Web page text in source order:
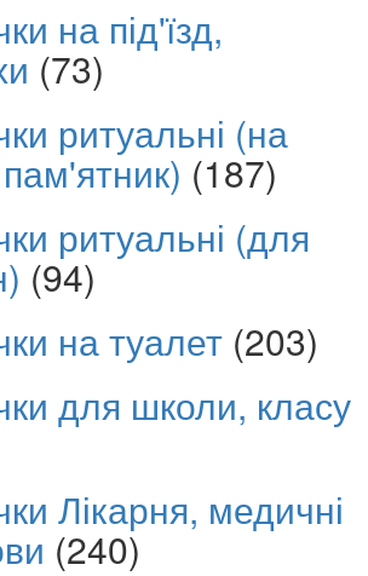
на під'їзд,
(73)
ритуальні (на
(187)
ритуальні (для
(94)
на туалет (203)
для школи, класу
Лікарня, медичні
(240)